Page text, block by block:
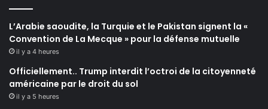
L’Arabie saoudite, la Turquie et le Pakistan signent la «
Convention de La Mecque » pour la défense mutuelle
il y a 4 heures
Officiellement.. Trump interdit l’octroi de la citoyenneté
américaine par le droit du sol
il y a 5 heures